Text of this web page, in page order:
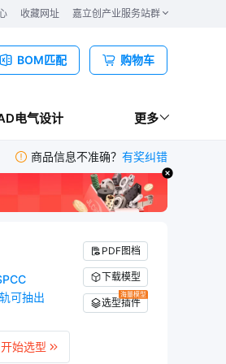
收藏网址 嘉立创产业服务站群
BOM匹配 购物车
电气设计 更多
商品信息不准确？ 有奖纠错
可抽出
开始选型
PDF图档
下载模型
海量模型
选型插件